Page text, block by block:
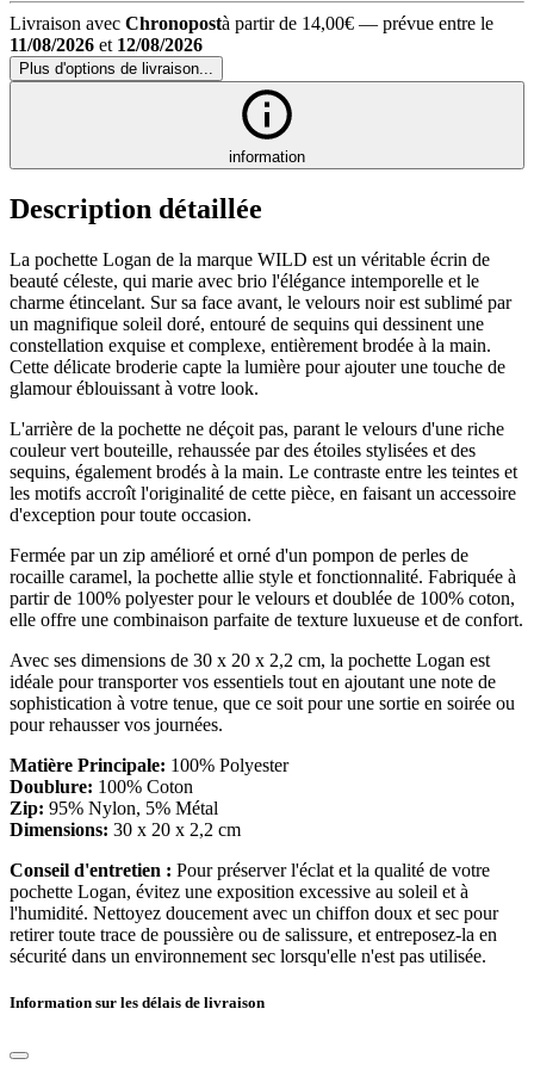
Livraison avec Chronopostà partir de 14,00€ — prévue entre le
11/08/2026 et 12/08/2026
Plus d'options de livraison...
information
Description détaillée
La pochette Logan de la marque WILD est un véritable écrin de
beauté céleste, qui marie avec brio l'élégance intemporelle et le
charme étincelant. Sur sa face avant, le velours noir est sublimé par
un magnifique soleil doré, entouré de sequins qui dessinent une
constellation exquise et complexe, entièrement brodée à la main.
Cette délicate broderie capte la lumière pour ajouter une touche de
glamour éblouissant à votre look.
L'arrière de la pochette ne déçoit pas, parant le velours d'une riche
couleur vert bouteille, rehaussée par des étoiles stylisées et des
sequins, également brodés à la main. Le contraste entre les teintes et
les motifs accroît l'originalité de cette pièce, en faisant un accessoire
d'exception pour toute occasion.
Fermée par un zip amélioré et orné d'un pompon de perles de
rocaille caramel, la pochette allie style et fonctionnalité. Fabriquée à
partir de 100% polyester pour le velours et doublée de 100% coton,
elle offre une combinaison parfaite de texture luxueuse et de confort.
Avec ses dimensions de 30 x 20 x 2,2 cm, la pochette Logan est
idéale pour transporter vos essentiels tout en ajoutant une note de
sophistication à votre tenue, que ce soit pour une sortie en soirée ou
pour rehausser vos journées.
Matière Principale: 100% Polyester
Doublure: 100% Coton
Zip: 95% Nylon, 5% Métal
Dimensions: 30 x 20 x 2,2 cm
Conseil d'entretien : Pour préserver l'éclat et la qualité de votre
pochette Logan, évitez une exposition excessive au soleil et à
l'humidité. Nettoyez doucement avec un chiffon doux et sec pour
retirer toute trace de poussière ou de salissure, et entreposez-la en
sécurité dans un environnement sec lorsqu'elle n'est pas utilisée.
Information sur les délais de livraison